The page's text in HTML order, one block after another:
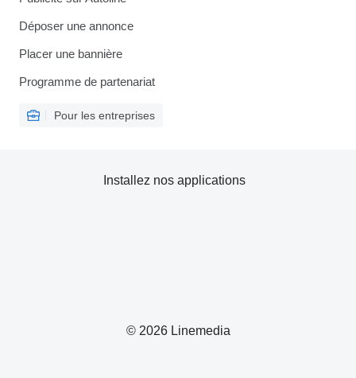
Déposer une annonce
Placer une bannière
Programme de partenariat
Pour les entreprises
© 2026 Linemedia
Installez nos applications